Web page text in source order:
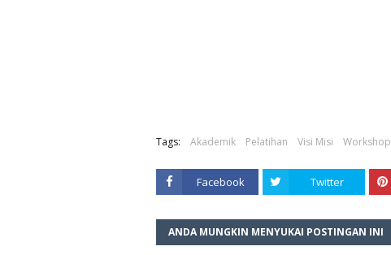
Tags: Akademik Pelatihan Visi Misi Workshop
Facebook Twitter
ANDA MUNGKIN MENYUKAI POSTINGAN INI